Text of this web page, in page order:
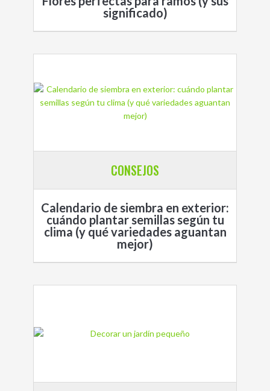
significado)
CONSEJOS
Calendario de siembra en exterior:
cuándo plantar semillas según tu
clima (y qué variedades aguantan
mejor)